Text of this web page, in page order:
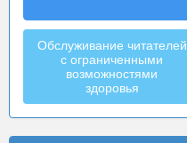
Обслуживание читателей
с ограниченными
возможностями
здоровья